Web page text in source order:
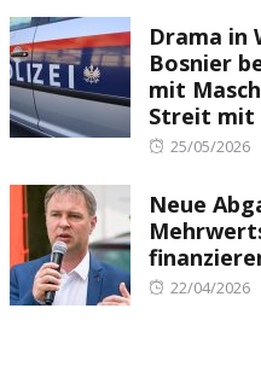
Drama in
Bosnier
mit
Streit mit
Posted
25/05/2026
Neue
Posted
22/04/2026